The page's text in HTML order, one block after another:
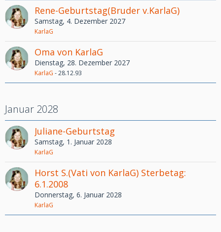
Rene-Geburtstag(Bruder v.KarlaG)
Samstag, 4. Dezember 2027
KarlaG
Oma von KarlaG
Dienstag, 28. Dezember 2027
KarlaG -28.12.93
Januar 2028
Juliane-Geburtstag
Samstag, 1. Januar 2028
KarlaG
Horst S.(Vati von KarlaG) Sterbetag:
6.1.2008
Donnerstag, 6. Januar 2028
KarlaG